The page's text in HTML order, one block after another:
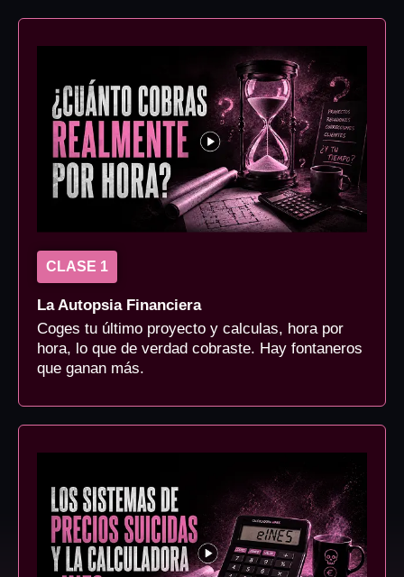
CLASE 1
La Autopsia Financiera
Coges tu último proyecto y calculas, hora por
hora, lo que de verdad cobraste. Hay fontaneros
que ganan más.